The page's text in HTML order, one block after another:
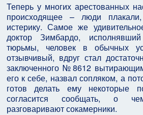
Теперь у многих арестованных
происходящее – люди
истерику. Самое же
доктор Зимбардо,
тюрьмы, человек в обычных
отзывчивый, вдруг стал
заключенного №8612
его к себе, назвал сопляком, а
готов делать ему некоторые
согласится сообщать, о
разговаривают сокамерники.